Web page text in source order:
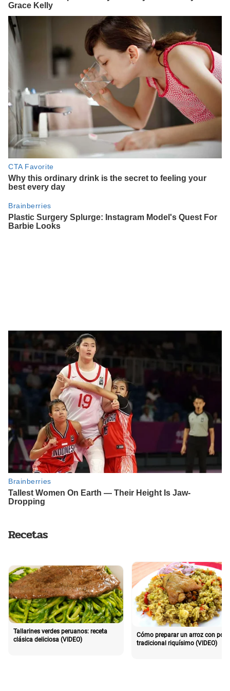
Recetas
Tallarines verdes peruanos: receta
clásica deliciosa (VIDEO)
Cómo preparar un arroz con pollo
tradicional riquísimo (VIDEO)